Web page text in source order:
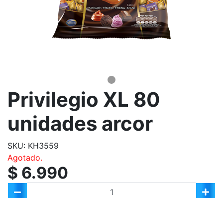
Privilegio XL 80
unidades arcor
SKU: KH3559
Agotado.
$ 6.990